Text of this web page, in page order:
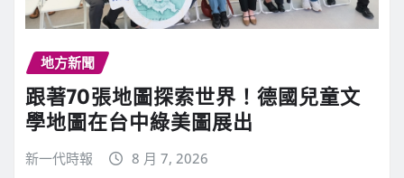
地方新聞
跟著70張地圖探索世界！德國兒童文
學地圖在台中綠美圖展出
新一代時報 8 月 7, 2026